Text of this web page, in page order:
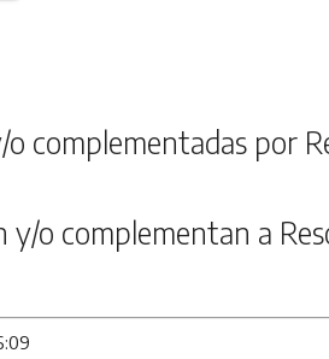
complementadas por
y/o complementan a